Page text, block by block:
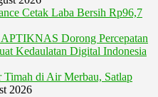
Cetak Laba Bersih Rp96,7
Dorong Percepatan
Kedaulatan Digital Indonesia
Timah di Air Merbau, Satlap
2026